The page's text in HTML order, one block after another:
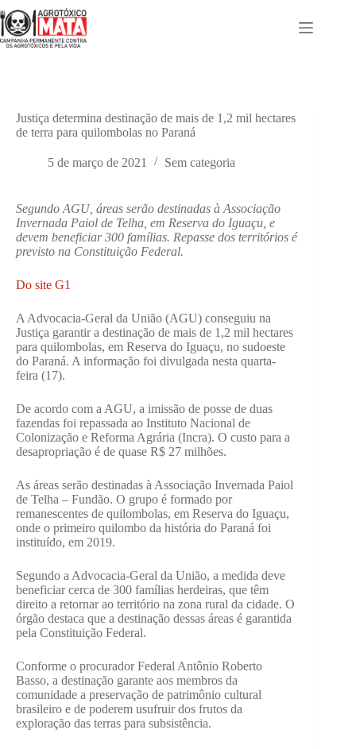
para
o
conteúdo
Justiça determina destinação de mais de 1,2 mil hectares
de terra para quilombolas no Paraná
5 de março de 2021 Sem categoria
Segundo AGU, áreas serão destinadas à Associação
Invernada Paiol de Telha, em Reserva do Iguaçu, e
devem beneficiar 300 famílias. Repasse dos territórios é
previsto na Constituição Federal.
Do site G1
A Advocacia-Geral da União (AGU) conseguiu na
Justiça garantir a destinação de mais de 1,2 mil hectares
para quilombolas, em Reserva do Iguaçu, no sudoeste
do Paraná. A informação foi divulgada nesta quarta-
feira (17).
De acordo com a AGU, a imissão de posse de duas
fazendas foi repassada ao Instituto Nacional de
Colonização e Reforma Agrária (Incra). O custo para a
desapropriação é de quase R$ 27 milhões.
As áreas serão destinadas à Associação Invernada Paiol
de Telha – Fundão. O grupo é formado por
remanescentes de quilombolas, em Reserva do Iguaçu,
onde o primeiro quilombo da história do Paraná foi
instituído, em 2019.
Segundo a Advocacia-Geral da União, a medida deve
beneficiar cerca de 300 famílias herdeiras, que têm
direito a retornar ao território na zona rural da cidade. O
órgão destaca que a destinação dessas áreas é garantida
pela Constituição Federal.
Conforme o procurador Federal Antônio Roberto
Basso, a destinação garante aos membros da
comunidade a preservação de patrimônio cultural
brasileiro e de poderem usufruir dos frutos da
exploração das terras para subsistência.